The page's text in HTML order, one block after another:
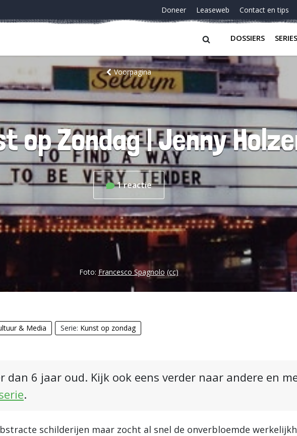
Doneer Leaseweb Contact en tips
DOSSIERS SERIES
Voorpagina
op Zondag | Jenny
1reactie
Foto: Francesco Spagnolo (cc)
& Media Serie: Kunst op zondag
dan 6 jaar oud. Kijk ook eens verder naar andere en
.
schilderijen maar zocht al snel de onverbloemde